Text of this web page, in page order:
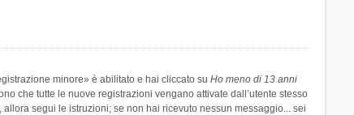
minore» è abilitato e hai cliccato su Ho meno di 13 anni
che tutte le nuove registrazioni vengano attivate dall’utente stesso
segui le istruzioni; se non hai ricevuto nessun messaggio... sei